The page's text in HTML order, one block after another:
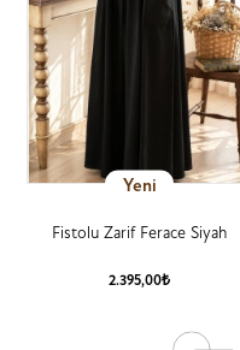
Yeni
Fistolu Zarif Ferace Siyah
2.395,00₺